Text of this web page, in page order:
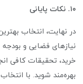
۱۰. نکات پایانی
در نهایت، انتخاب
نیازهای فضایی و
خرید، تحقیقات کافی
بهره‌مند شوید. با